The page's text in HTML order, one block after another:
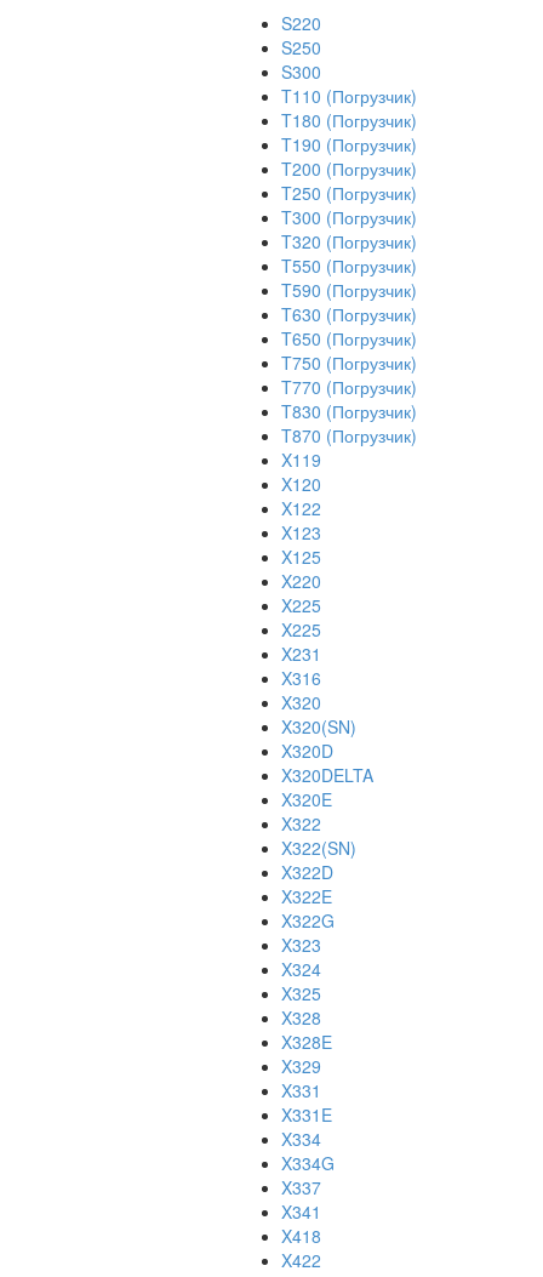
S220
S250
S300
T110 (Погрузчик)
T180 (Погрузчик)
T190 (Погрузчик)
T200 (Погрузчик)
T250 (Погрузчик)
T300 (Погрузчик)
T320 (Погрузчик)
T550 (Погрузчик)
T590 (Погрузчик)
T630 (Погрузчик)
T650 (Погрузчик)
T750 (Погрузчик)
T770 (Погрузчик)
T830 (Погрузчик)
T870 (Погрузчик)
X119
X120
X122
X123
X125
X220
X225
X225
X231
X316
X320
X320(SN)
X320D
X320DELTA
X320E
X322
X322(SN)
X322D
X322E
X322G
X323
X324
X325
X328
X328E
X329
X331
X331E
X334
X334G
X337
X341
X418
X422